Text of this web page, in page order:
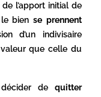
l’apport initial de
bien se prennent
d’un indivisaire
que celle du
de quitter